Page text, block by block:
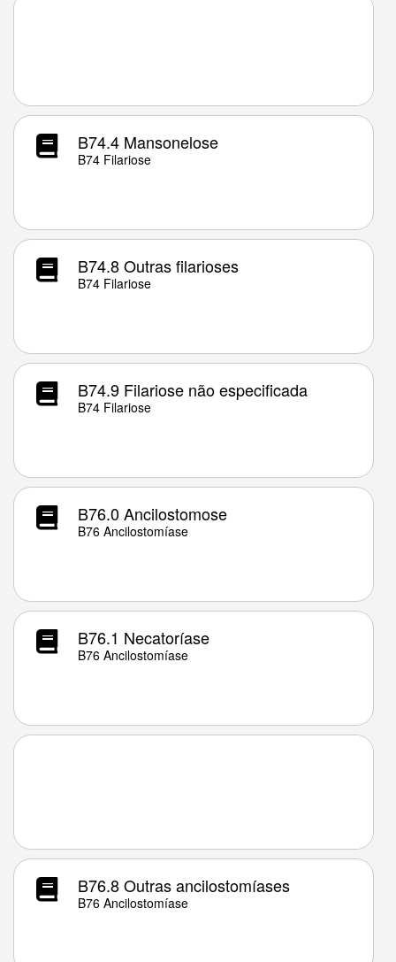
B74.4 Mansonelose
B74 Filariose
B74.8 Outras filarioses
B74 Filariose
B74.9 Filariose não especificada
B74 Filariose
B76.0 Ancilostomose
B76 Ancilostomíase
B76.1 Necatoríase
B76 Ancilostomíase
B76.8 Outras ancilostomíases
B76 Ancilostomíase